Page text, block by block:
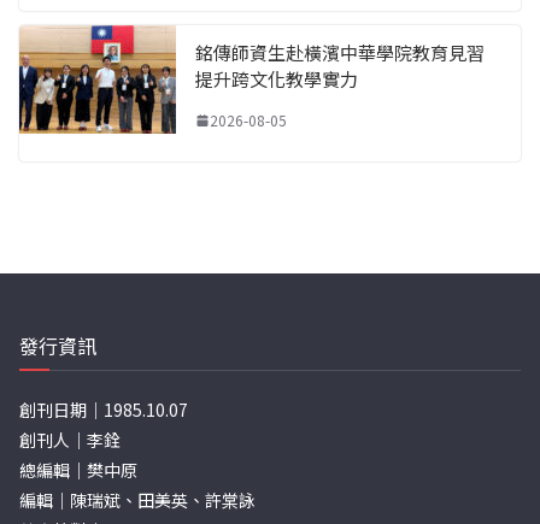
銘傳師資生赴橫濱中華學院教育見習
提升跨文化教學實力
2026-08-05
發行資訊
創刊日期｜1985.10.07
創刊人｜李銓
總編輯｜樊中原
編輯｜陳瑞斌、田美英、許棠詠